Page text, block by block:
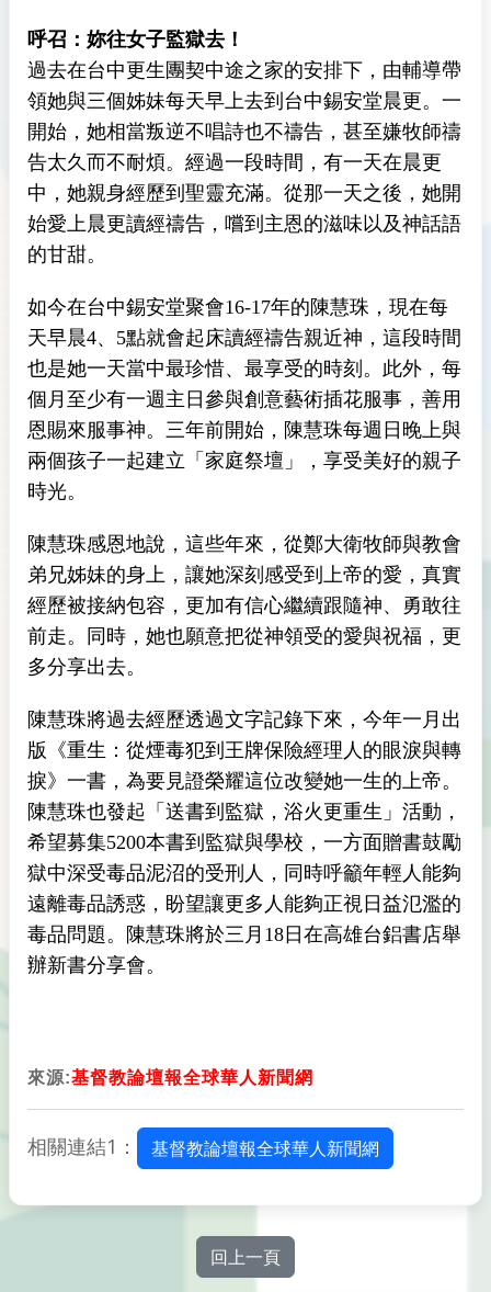
呼召：妳往女子監獄去！
過去在台中更生團契中途之家的安排下，由輔導帶
領她與三個姊妹每天早上去到台中錫安堂晨更。一
開始，她相當叛逆不唱詩也不禱告，甚至嫌牧師禱
告太久而不耐煩。經過一段時間，有一天在晨更
中，她親身經歷到聖靈充滿。從那一天之後，她開
始愛上晨更讀經禱告，嚐到主恩的滋味以及神話語
的甘甜。
如今在台中錫安堂聚會16-17年的陳慧珠，現在每
天早晨4、5點就會起床讀經禱告親近神，這段時間
也是她一天當中最珍惜、最享受的時刻。此外，每
個月至少有一週主日參與創意藝術插花服事，善用
恩賜來服事神。三年前開始，陳慧珠每週日晚上與
兩個孩子一起建立「家庭祭壇」，享受美好的親子
時光。
陳慧珠感恩地說，這些年來，從鄭大衛牧師與教會
弟兄姊妹的身上，讓她深刻感受到上帝的愛，真實
經歷被接納包容，更加有信心繼續跟隨神、勇敢往
前走。同時，她也願意把從神領受的愛與祝福，更
多分享出去。
陳慧珠將過去經歷透過文字記錄下來，今年一月出
版《重生：從煙毒犯到王牌保險經理人的眼淚與轉
捩》一書，為要見證榮耀這位改變她一生的上帝。
陳慧珠也發起「送書到監獄，浴火更重生」活動，
希望募集5200本書到監獄與學校，一方面贈書鼓勵
獄中深受毒品泥沼的受刑人，同時呼籲年輕人能夠
遠離毒品誘惑，盼望讓更多人能夠正視日益氾濫的
毒品問題。陳慧珠將於三月18日在高雄台鋁書店舉
辦新書分享會。
來源:基督教論壇報全球華人新聞網
相關連結1： 基督教論壇報全球華人新聞網
回上一頁